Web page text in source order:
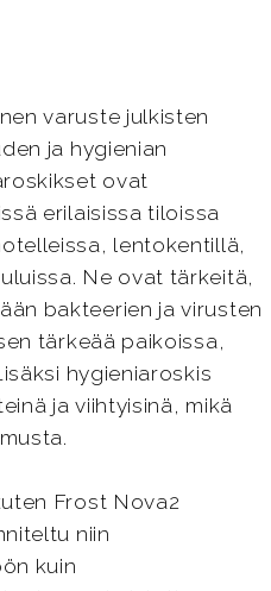
varuste julkisten
ja hygienian
ovat
erilaisissa tiloissa
lentokentillä,
Ne ovat tärkeitä,
bakteerien ja virusten
tärkeää paikoissa,
hygieniaroskis
ja viihtyisinä, mikä
Frost Nova2
niin
kuin